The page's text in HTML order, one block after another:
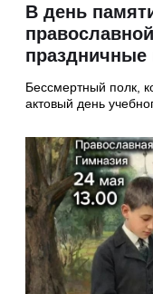
В день
праздничные
Бессмертный полк,
актовый день